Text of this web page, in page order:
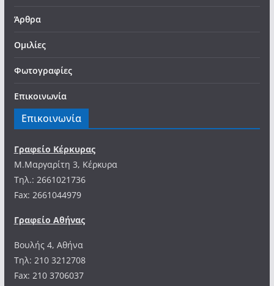
Άρθρα
Ομιλίες
Φωτογραφίες
Επικοινωνία
Επικοινωνία
Γραφείο Κέρκυρας
Μ.Μαργαρίτη 3, Κέρκυρα
Tηλ.: 2661021736
Fax: 2661044979
Γραφείο Αθήνας
Βουλής 4, Αθήνα
Τηλ: 210 3212708
Fax: 210 3706037